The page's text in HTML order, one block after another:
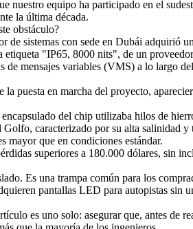
nuestro equipo ha participado en el
la última década.
obstáculo?
de sistemas con sede en Dubái adquirió
etiqueta "IP65, 8000 nits", de un
de mensajes variables (VMS) a lo largo
la puesta en marcha del proyecto,
del chip utilizaba hilos de
caracterizado por su alta salinidad y
mayor que en condiciones estándar.
superiores a 180.000 dólares, sin
Es una trampa común para los
pantallas LED para autopistas sin
es uno solo: asegurar que, antes de